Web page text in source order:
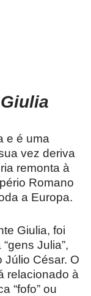
e é uma
vez deriva
remonta à
Romano
a Europa.
Giulia, foi
Julia”,
Júlio César. O
relacionado à
“fofo” ou